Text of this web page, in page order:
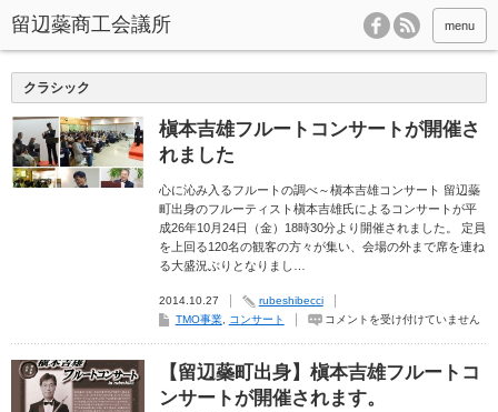
menu
クラシック
槇本吉雄フルートコンサートが開催さ
れました
心に沁み入るフルートの調べ～槇本吉雄コンサート 留辺蘂
町出身のフルーティスト槇本吉雄氏によるコンサートが平
成26年10月24日（金）18時30分より開催されました。 定員
を上回る120名の観客の方々が集い、会場の外まで席を連ね
る大盛況ぶりとなりまし…
2014.10.27
rubeshibecci
TMO事業, コンサート
槇
吉
フ
ル
ー
コメントを受け付けていません
【留辺蘂町出身】槇本吉雄フルートコ
ンサートが開催されます。